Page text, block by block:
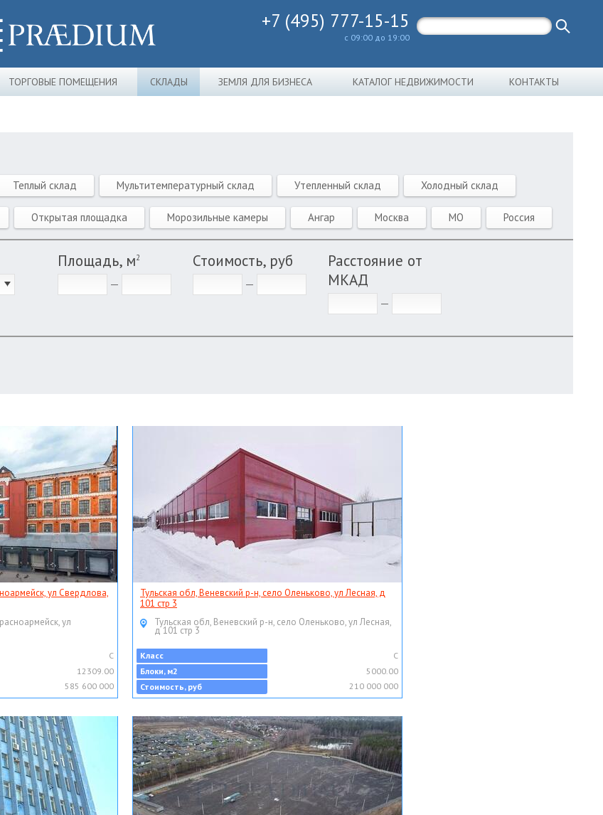
+7 (495) 777-15-15
с 09:00 до 19:00
ТОРГОВЫЕ ПОМЕЩЕНИЯ СКЛАДЫ ЗЕМЛЯ ДЛЯ БИЗНЕСА КАТАЛОГ НЕДВИЖИМОСТИ КОНТАКТЫ
Теплый склад Мультитемпературный склад Утепленный склад Холодный склад
Открытая площадка Морозильные камеры Ангар Москва МО Россия
Площадь, м2 Стоимость, руб
Расстояние от
МКАД
ул Свердлова,
ул
C
12309.00
585 600 000
Тульская обл, Веневский р-н, село Оленьково, ул Лесная, д
101 стр 3
Тульская обл, Веневский р-н, село Оленьково, ул Лесная,
д 101 стр 3
Класс
C
Блоки, м2
5000.00
Стоимость, руб
210 000 000